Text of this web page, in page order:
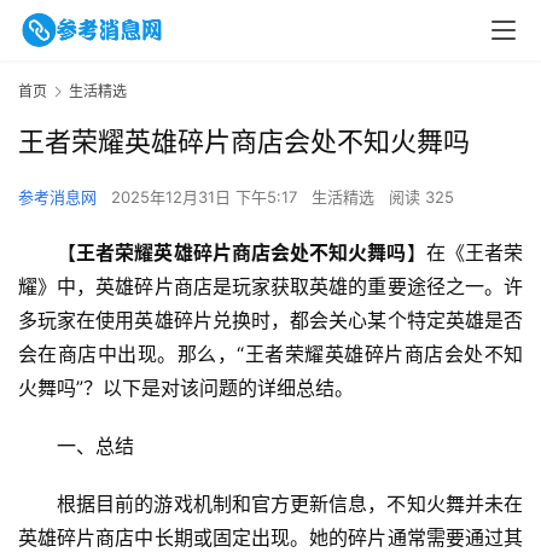
首页 生活精选
王者荣耀英雄碎片商店会处不知火舞吗
参考消息网 2025年12月31日 下午5:17 生活精选 阅读 325
【王者荣耀英雄碎片商店会处不知火舞吗】在《王者荣
耀》中，英雄碎片商店是玩家获取英雄的重要途径之一。许
多玩家在使用英雄碎片兑换时，都会关心某个特定英雄是否
会在商店中出现。那么，“王者荣耀英雄碎片商店会处不知
火舞吗”？以下是对该问题的详细总结。
一、总结
根据目前的游戏机制和官方更新信息，不知火舞并未在
英雄碎片商店中长期或固定出现。她的碎片通常需要通过其